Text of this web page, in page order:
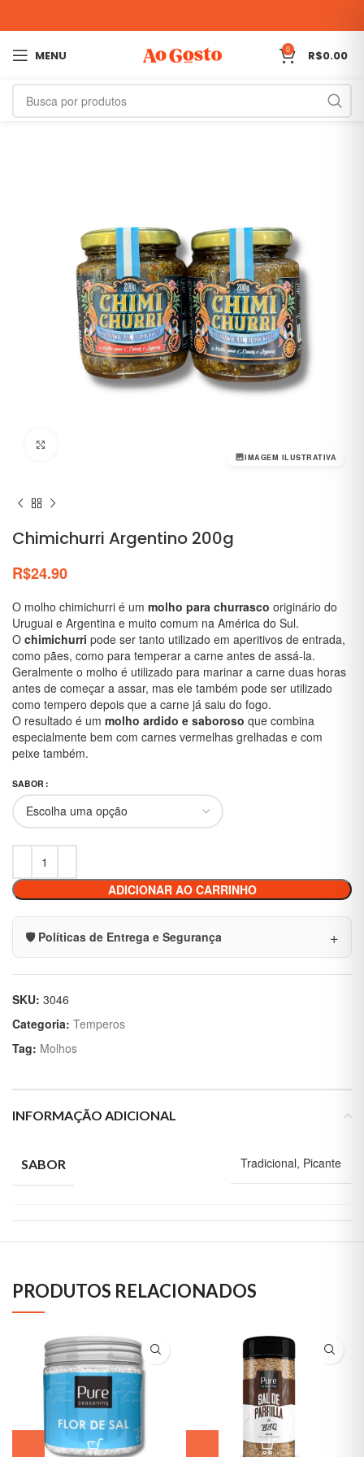
MENU 0 R$0.00
IMAGEM ILUSTRATIVA
Chimichurri Argentino 200g
R$24.90
O molho chimichurri é um molho para churrasco originário do
Uruguai e Argentina e muito comum na América do Sul.
O chimichurri pode ser tanto utilizado em aperitivos de entrada,
como pães, como para temperar a carne antes de assá-la.
Geralmente o molho é utilizado para marinar a carne duas horas
antes de começar a assar, mas ele também pode ser utilizado
como tempero depois que a carne já saiu do fogo.
O resultado é um molho ardido e saboroso que combina
especialmente bem com carnes vermelhas grelhadas e com
peixe também.
SABOR
ADICIONAR AO CARRINHO
🛡️ Políticas de Entrega e Segurança
SKU: 3046
Categoria: Temperos
Tag: Molhos
INFORMAÇÃO ADICIONAL
SABOR Tradicional, Picante
PRODUTOS RELACIONADOS